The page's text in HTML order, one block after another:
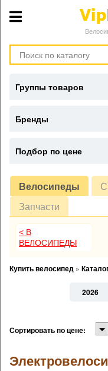
Велосипеды
Запчасти
< В
ВЕЛОСИПЕДЫ
Купить велосипед »
2026
Сортировать по цене:
Группы товаров
Бренды
Подбор по цене